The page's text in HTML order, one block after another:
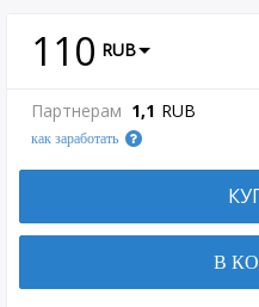
110 RUB
Партнерам 1,1 RUB
как заработать
В